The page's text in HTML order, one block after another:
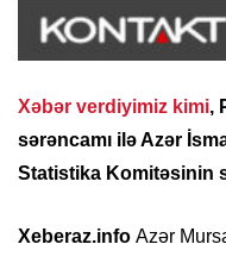
Xəbər verdiyimiz kimi,
sərəncamı ilə Azər
Statistika Komitəsinin
Xeberaz.info Azər